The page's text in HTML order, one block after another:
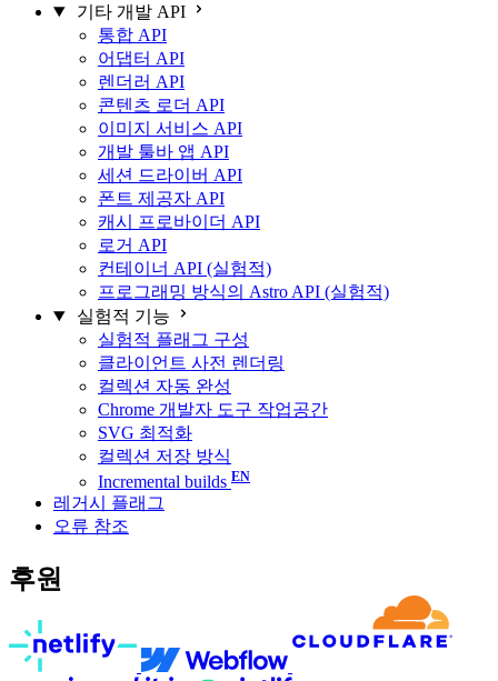
기타 개발 API
통합 API
어댑터 API
렌더러 API
콘텐츠 로더 API
이미지 서비스 API
개발 툴바 앱 API
세션 드라이버 API
폰트 제공자 API
캐시 프로바이더 API
로거 API
컨테이너 API (실험적)
프로그래밍 방식의 Astro API (실험적)
실험적 기능
실험적 플래그 구성
클라이언트 사전 렌더링
컬렉션 자동 완성
Chrome 개발자 도구 작업공간
SVG 최적화
컬렉션 저장 방식
Incremental builds
레거시 플래그
오류 참조
후원